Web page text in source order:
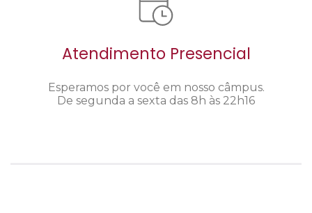
Atendimento Presencial
Esperamos por você em nosso câmpus.
De segunda a sexta das 8h às 22h16